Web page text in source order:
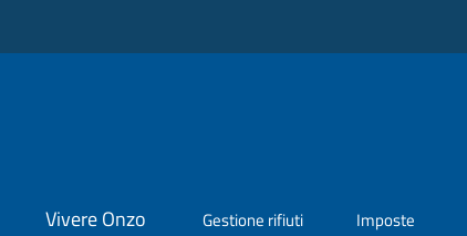
Vivere Onzo Gestione rifiuti Imposte